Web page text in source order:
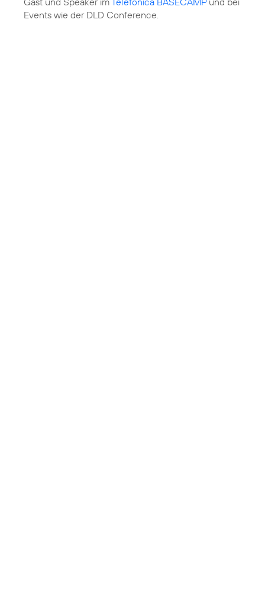
Events wie der DLD Conference.